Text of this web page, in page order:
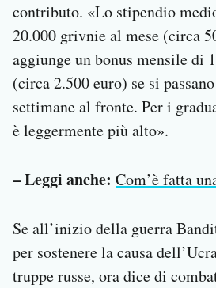
contributo. «Lo stipendio
20.000 grivnie al mese (circa
aggiunge un bonus mensile di
(circa 2.500 euro) se si
settimane al fronte. Per i
è leggermente più alto».
– Leggi anche: Com’è fatta
Se all’inizio della guerra
per sostenere la causa
truppe russe, ora dice di